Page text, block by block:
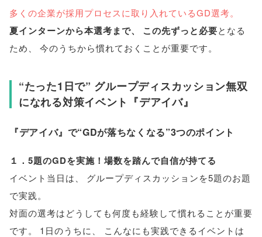
多くの企業が採用プロセスに取り入れているGD選考。
夏インターンから本選考まで、 この先ずっと必要となる
ため
今のうちから慣れておくことが重要です。
“たった1日で” グループディスカッション無双
になれる対策イベント『デアイバ』
『デアイバ』で“GDが落ちなくなる”3つのポイント
１．5題のGDを実施！場数を踏んで自信が持てる
イベント当日は
グループディスカッションを5題のお題
で実践。
対面の選考はどうしても何度も経験して慣れることが重要
です。 1日のうちに
こんなにも実践できるイベントは